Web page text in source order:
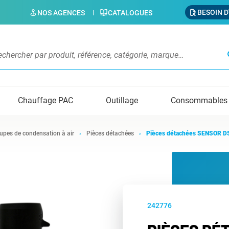
NOS AGENCES CATALOGUES BESOIN
Chauffage PAC Outillage Consommables
de condensation à air Pièces détachées Pièces détachées SENSOR
242776